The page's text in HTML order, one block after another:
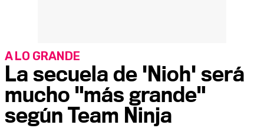
La secuela de 'Nioh' será
mucho "más grande"
según Team Ninja
A LO GRANDE